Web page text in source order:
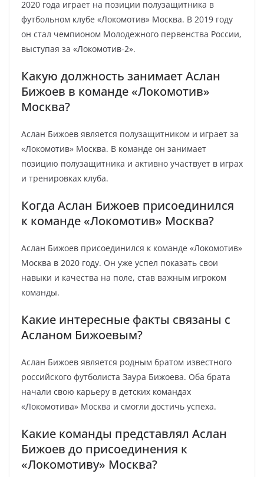
2020 года играет на позиции полузащитника в
футбольном клубе «Локомотив» Москва. В 2019 году
он стал чемпионом Молодежного первенства России,
выступая за «Локомотив-2».
Какую должность занимает Аслан
Бижоев в команде «Локомотив»
Москва?
Аслан Бижоев является полузащитником и играет за
«Локомотив» Москва. В команде он занимает
позицию полузащитника и активно участвует в играх
и тренировках клуба.
Когда Аслан Бижоев присоединился
к команде «Локомотив» Москва?
Аслан Бижоев присоединился к команде «Локомотив»
Москва в 2020 году. Он уже успел показать свои
навыки и качества на поле, став важным игроком
команды.
Какие интересные факты связаны с
Асланом Бижоевым?
Аслан Бижоев является родным братом известного
российского футболиста Заура Бижоева. Оба брата
начали свою карьеру в детских командах
«Локомотива» Москва и смогли достичь успеха.
Какие команды представлял Аслан
Бижоев до присоединения к
«Локомотиву» Москва?